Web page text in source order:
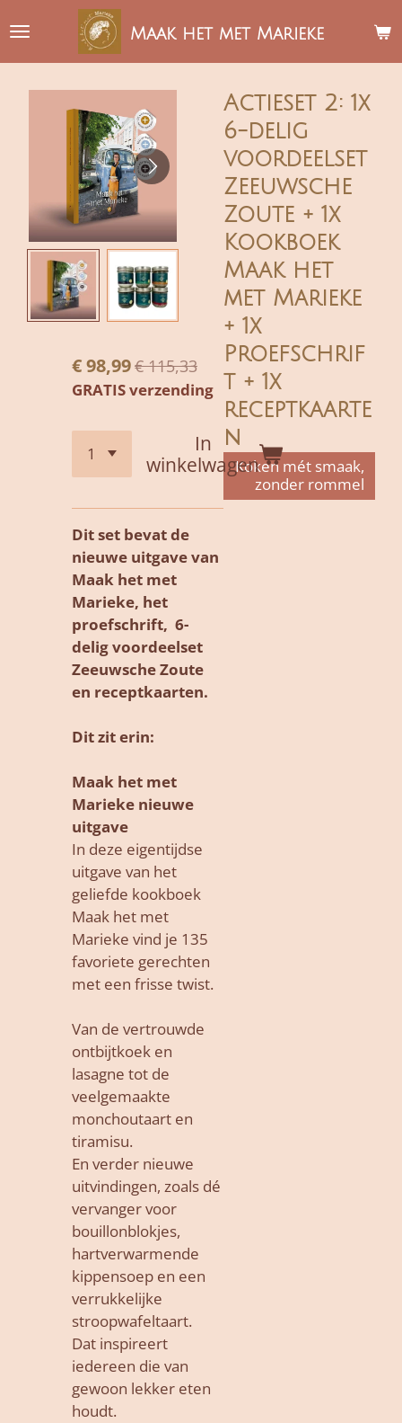
direct
naar
hoofdinhoud
Maak het met Marieke
Actieset 2: 1x
6-delig
voordeelset
Zeeuwsche
Zoute + 1x
Kookboek
Maak het
met Marieke
+ 1x
Proefschrif
t + 1x
receptkaarte
n
Koken mét smaak,
zonder rommel
€ 98,99€ 115,33
GRATIS verzending
In
winkelwagen
Dit set bevat de
nieuwe uitgave van
Maak het met
Marieke, het
proefschrift, 6-
delig voordeelset
Zeeuwsche Zoute
en receptkaarten.
Dit zit erin:
Maak het met
Marieke nieuwe
uitgave
In deze eigentijdse
uitgave van het
geliefde kookboek
Maak het met
Marieke vind je 135
favoriete gerechten
met een frisse twist.
Van de vertrouwde
ontbijtkoek en
lasagne tot de
veelgemaakte
monchoutaart en
tiramisu.
En verder nieuwe
uitvindingen, zoals dé
vervanger voor
bouillonblokjes,
hartverwarmende
kippensoep en een
verrukkelijke
stroopwafeltaart.
Dat inspireert
iedereen die van
gewoon lekker eten
houdt.